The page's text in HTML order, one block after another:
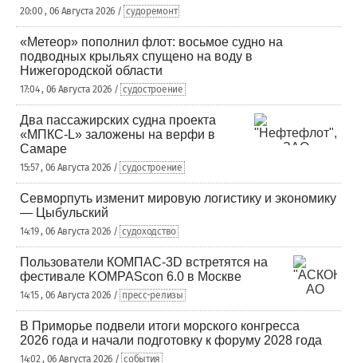
20:00 , 06 Августа 2026 / судоремонт
«Метеор» пополнил флот: восьмое судно на
подводных крыльях спущено на воду в
Нижегородской области
17:04 , 06 Августа 2026 / судостроение
Два пассажирских судна проекта
«МПКС-L» заложены на верфи в
Самаре
15:57 , 06 Августа 2026 / судостроение
Севморпуть изменит мировую логистику и экономику
— Цыбульский
14:19 , 06 Августа 2026 / судоходство
Пользователи КОМПАС-3D встретятся на
фестивале KOMPAScon 6.0 в Москве
14:15 , 06 Августа 2026 / пресс-релизы
В Приморье подвели итоги морского конгресса
2026 года и начали подготовку к форуму 2028 года
14:02 , 06 Августа 2026 / события